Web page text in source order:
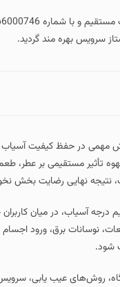
سرویس بهره مند گردید.
مهمی در حفظ کیفیت آسیاب
تأثیر مستقیمی بر عطر،
نتیجه نهایی رضایت‌ بخش
درجه آسیاب، در میان
نوسانات برق، ورود
شود.
روش‌های عیب‌ یابی،